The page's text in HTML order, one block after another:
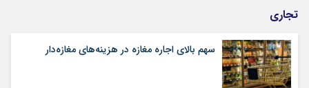
تجاری
سهم بالای اجاره‌‌ مغازه در هزینه‌‌های مغازه‌‌دار